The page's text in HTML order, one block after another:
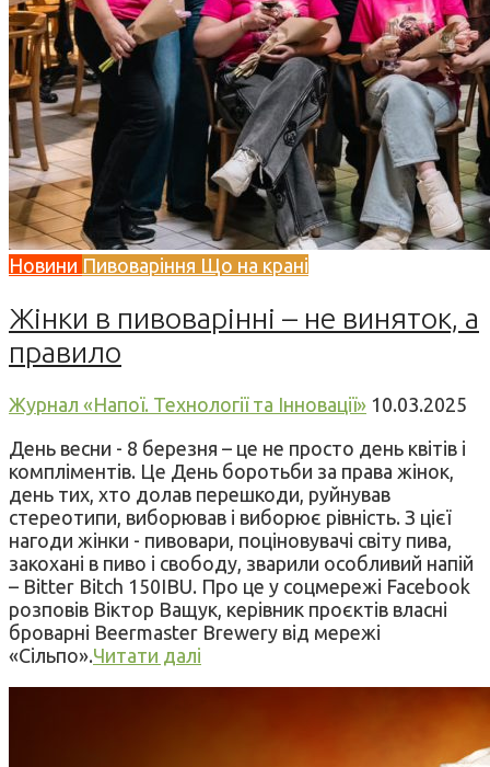
Новини Пивоваріння Що на крані
Жінки в пивоварінні – не виняток, а
правило
Журнал «Напої. Технології та Інновації» 10.03.2025
День весни - 8 березня – це не просто день квітів і
компліментів. Це День боротьби за права жінок,
день тих, хто долав перешкоди, руйнував
стереотипи, виборював і виборює рівність. З цієї
нагоди жінки - пивовари, поціновувачі світу пива,
закохані в пиво і свободу, зварили особливий напій
– Bitter Bitch 150IBU. Про це у соцмережі Facebook
розповів Віктор Ващук, керівник проєктів власні
броварні Beermaster Brewery від мережі
«Сільпо».Читати далі